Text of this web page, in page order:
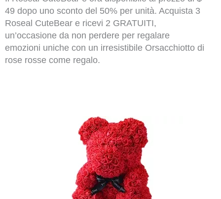
49 dopo uno sconto del 50% per unità. Acquista 3
Roseal CuteBear e ricevi 2 GRATUITI,
un’occasione da non perdere per regalare
emozioni uniche con un irresistibile Orsacchiotto di
rose rosse come regalo.